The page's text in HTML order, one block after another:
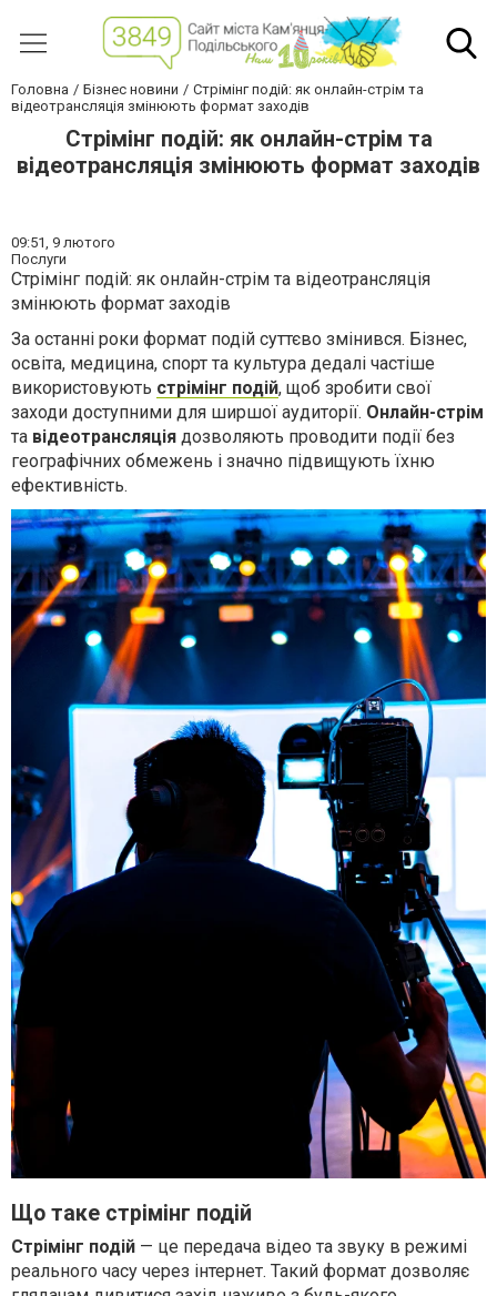
Головна Бізнес новини
Стрімінг подій: як онлайн-стрім та
відеотрансляція змінюють формат заходів
Стрімінг подій: як онлайн-стрім та
відеотрансляція змінюють формат заходів
09:51, 9 лютого
Послуги
Стрімінг подій: як онлайн-стрім та відеотрансляція
змінюють формат заходів
За останні роки формат подій суттєво змінився. Бізнес,
освіта, медицина, спорт та культура дедалі частіше
використовують стрімінг подій, щоб зробити свої
заходи доступними для ширшої аудиторії. Онлайн-стрім
та відеотрансляція дозволяють проводити події без
географічних обмежень і значно підвищують їхню
ефективність.
Що таке стрімінг подій
Стрімінг подій — це передача відео та звуку в режимі
реального часу через інтернет. Такий формат дозволяє